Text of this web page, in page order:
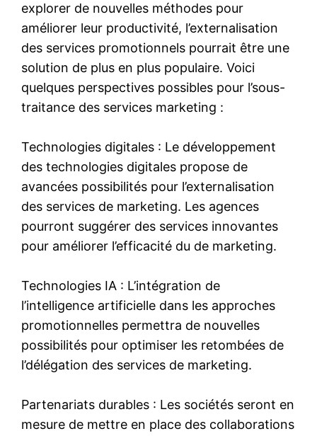
explorer de nouvelles méthodes pour
améliorer leur productivité, l’externalisation
des services promotionnels pourrait être une
solution de plus en plus populaire. Voici
quelques perspectives possibles pour l’sous-
traitance des services marketing :
Technologies digitales : Le développement
des technologies digitales propose de
avancées possibilités pour l’externalisation
des services de marketing. Les agences
pourront suggérer des services innovantes
pour améliorer l’efficacité du de marketing.
Technologies IA : L’intégration de
l’intelligence artificielle dans les approches
promotionnelles permettra de nouvelles
possibilités pour optimiser les retombées de
l’délégation des services de marketing.
Partenariats durables : Les sociétés seront en
mesure de mettre en place des collaborations